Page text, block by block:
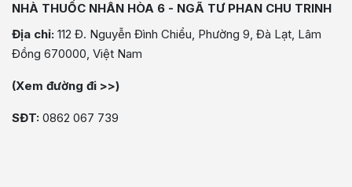
NHÀ THUỐC NHÂN HÒA 6 - NGÃ TƯ PHAN CHU TRINH
Địa chỉ: 112 Đ. Nguyễn Đình Chiểu, Phường 9, Đà Lạt, Lâm
Đồng 670000, Việt Nam
(Xem đường đi >>)
SĐT: 0862 067 739